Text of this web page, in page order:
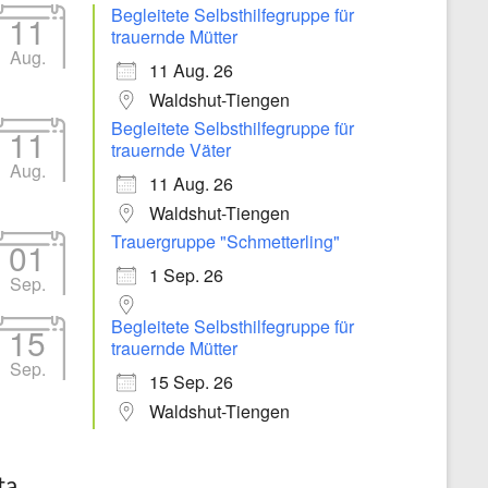
11
Aug.
Begleitete Selbsthilfegruppe für
trauernde Mütter
11 Aug. 26
Waldshut-Tiengen
11
Aug.
Begleitete Selbsthilfegruppe für
trauernde Väter
11 Aug. 26
Waldshut-Tiengen
01
Sep.
Trauergruppe "Schmetterling"
1 Sep. 26
15
Sep.
Begleitete Selbsthilfegruppe für
trauernde Mütter
15 Sep. 26
Waldshut-Tiengen